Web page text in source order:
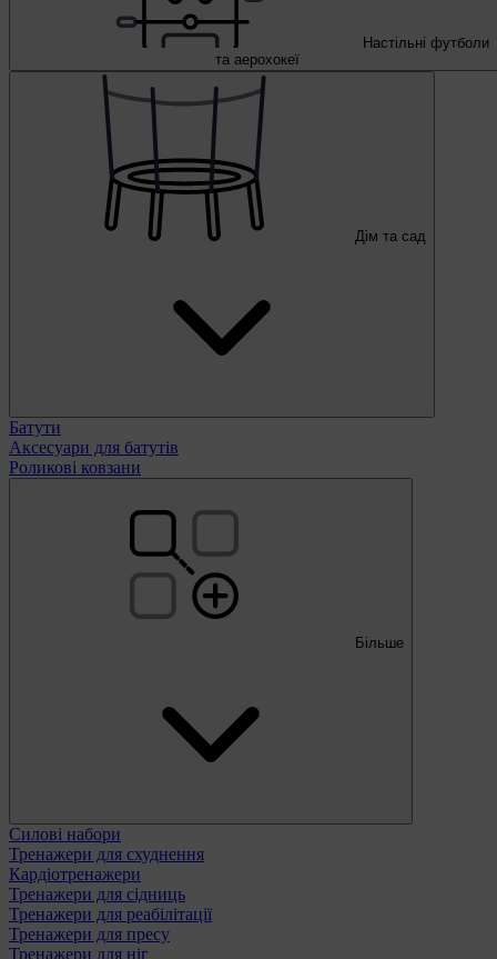
Настільні футболи
та аерохокеї
Дім та сад
Батути
Аксесуари для батутів
Роликові ковзани
Більше
Силові набори
Тренажери для схуднення
Кардіотренажери
Тренажери для сідниць
Тренажери для реабілітації
Тренажери для пресу
Тренажери для ніг